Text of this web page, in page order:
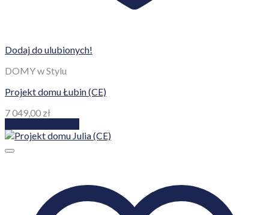
Dodaj do ulubionych!
DOMY w Stylu
Projekt domu Łubin (CE)
7 049,00 zł